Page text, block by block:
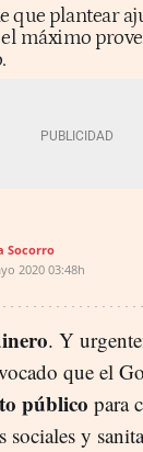
que plantear
máximo
Socorro
2020 03:48h
. Y
que el
público para
sociales y